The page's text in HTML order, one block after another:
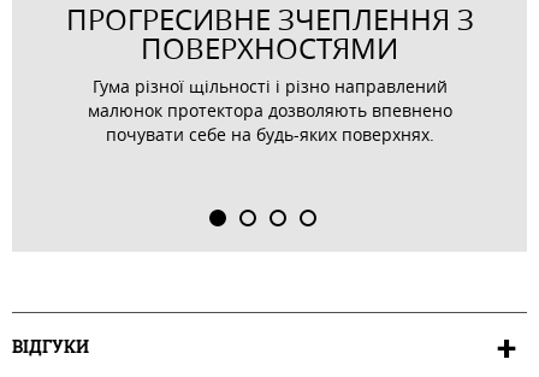
ПРОГРЕСИВНЕ ЗЧЕПЛЕННЯ З
ПОВЕРХНОСТЯМИ
Гума різної щільності і різно направлений
малюнок протектора дозволяють впевнено
почувати себе на будь-яких поверхнях.
ВІДГУКИ